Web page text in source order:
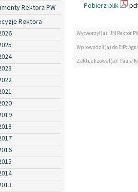
Rektora PW
Rektora
Pobierz plik
Wytworzył(a): JM Rektor
Wprowadził(a) do BIP:
Zaktualizował(a): Paula